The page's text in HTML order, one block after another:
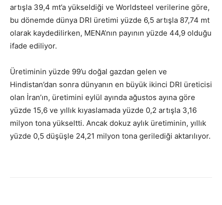
artışla 39,4 mt’a yükseldiği ve Worldsteel verilerine göre,
bu dönemde dünya DRI üretimi yüzde 6,5 artışla 87,74 mt
olarak kaydedilirken, MENA’nın payının yüzde 44,9 olduğu
ifade ediliyor.
Üretiminin yüzde 99’u doğal gazdan gelen ve
Hindistan’dan sonra dünyanın en büyük ikinci DRI üreticisi
olan İran’ın, üretimini eylül ayında ağustos ayına göre
yüzde 15,6 ve yıllık kıyaslamada yüzde 0,2 artışla 3,16
milyon tona yükseltti. Ancak dokuz aylık üretiminin, yıllık
yüzde 0,5 düşüşle 24,21 milyon tona gerilediği aktarılıyor.